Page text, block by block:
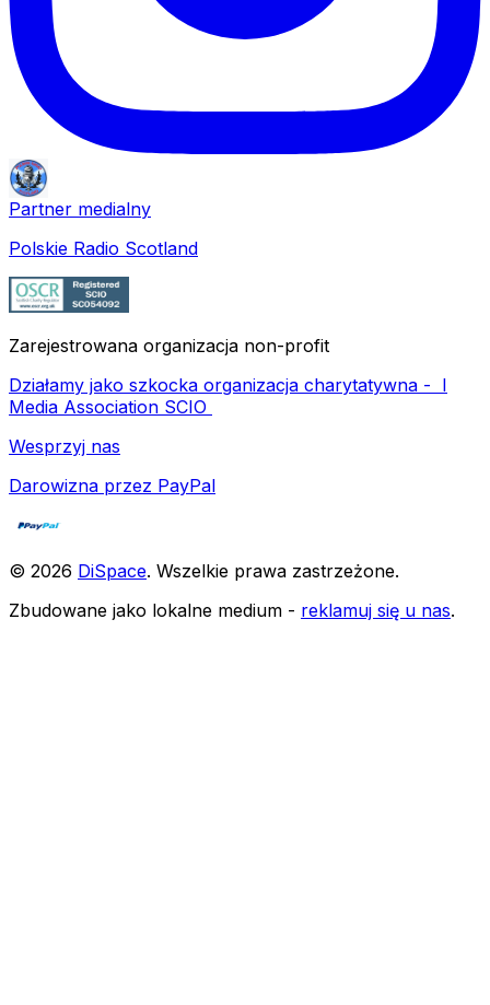
Partner medialny
Polskie Radio Scotland
Zarejestrowana organizacja non-profit
Działamy jako szkocka organizacja charytatywna - I
Media Association SCIO
Wesprzyj nas
Darowizna przez PayPal
© 2026 DiSpace. Wszelkie prawa zastrzeżone.
Zbudowane jako lokalne medium - reklamuj się u nas.